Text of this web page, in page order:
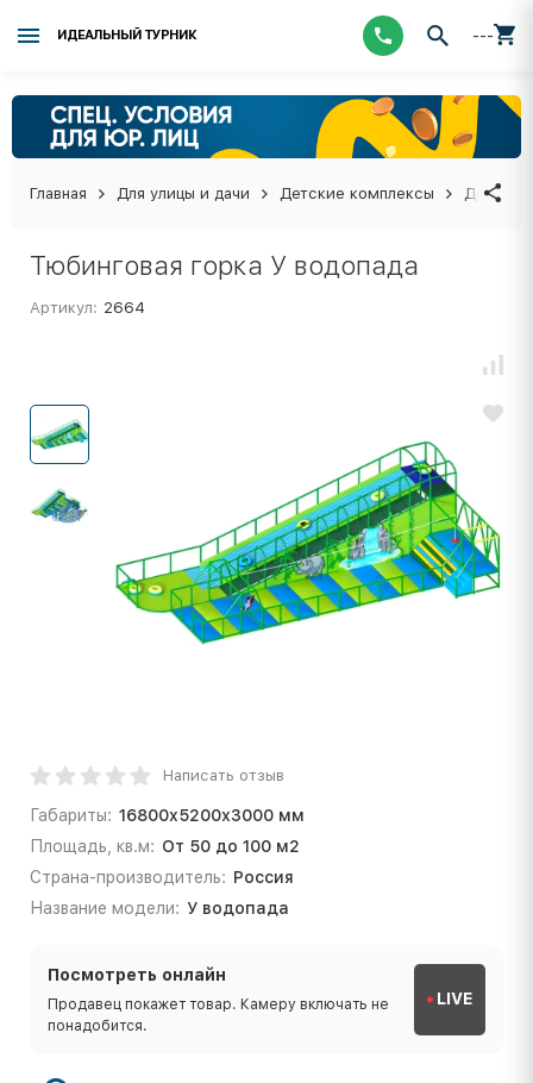
ИДЕАЛЬНЫЙ ТУРНИК ---
Главная Для улицы и дачи Детские комплексы
Тюбинговая горка У водопада
Артикул: 2664
Написать отзыв
Габариты: 16800х5200х3000 мм
Площадь, кв.м: От 50 до 100 м2
Страна-производитель: Россия
Название модели: У водопада
Посмотреть онлайн
Продавец покажет товар. Камеру включать не
понадобится.
LIVE